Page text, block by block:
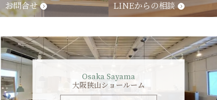
お問合せ LINEからの相談
Osaka Sayama
大阪狭山ショールーム